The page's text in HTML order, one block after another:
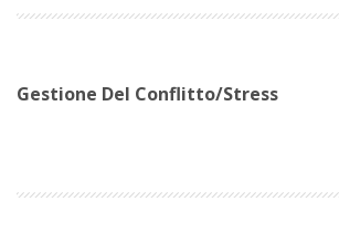
Gestione Del Conflitto/stress